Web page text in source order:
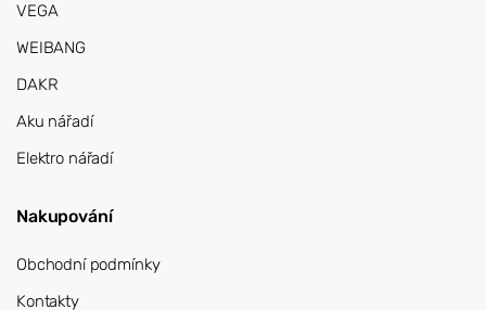
VEGA
WEIBANG
DAKR
Aku nářadí
Elektro nářadí
Nakupování
Obchodní podmínky
Kontakty